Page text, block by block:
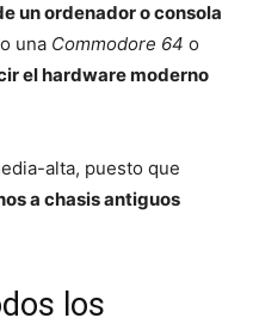
un ordenador o consola
una Commodore 64 o
el hardware moderno
alta, puesto que
a chasis antiguos
los